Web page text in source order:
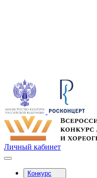
Личный кабинет
Конкурс